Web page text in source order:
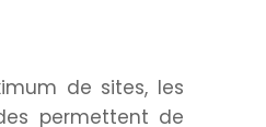
de sites, les
permettent de